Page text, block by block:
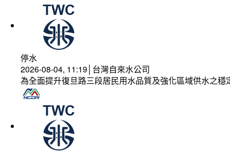
停水
2026-08-04, 11:19│台灣自來水公司
為全面提升復旦路三段居民用水品質及強化區域供水之